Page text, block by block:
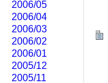
2006/05
2006/04
2006/03
2006/02
2006/01
2005/12
2005/11